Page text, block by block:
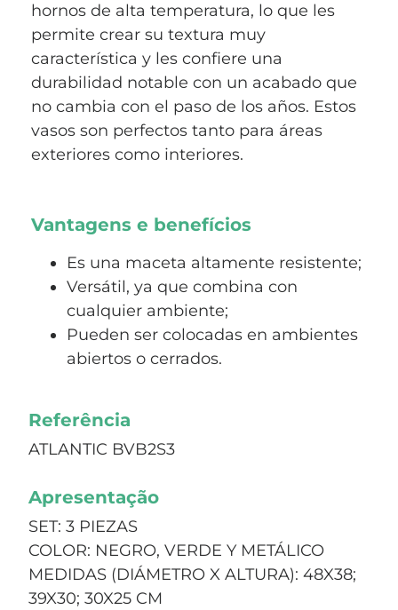
hornos de alta temperatura, lo que les
permite crear su textura muy
característica y les confiere una
durabilidad notable con un acabado que
no cambia con el paso de los años. Estos
vasos son perfectos tanto para áreas
exteriores como interiores.
Vantagens e benefícios
Es una maceta altamente resistente;
Versátil, ya que combina con
cualquier ambiente;
Pueden ser colocadas en ambientes
abiertos o cerrados.
Referência
ATLANTIC BVB2S3
Apresentação
SET: 3 PIEZAS
COLOR: NEGRO, VERDE Y METÁLICO
MEDIDAS (DIÁMETRO X ALTURA): 48X38;
39X30; 30X25 CM